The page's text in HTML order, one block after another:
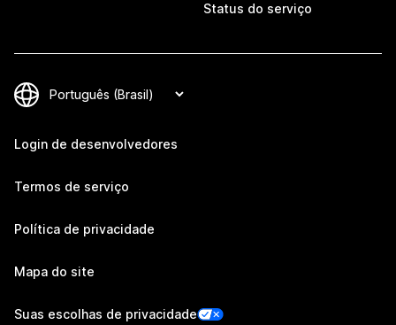
Status do serviço
Login de desenvolvedores
Termos de serviço
Política de privacidade
Mapa do site
Suas escolhas de privacidade